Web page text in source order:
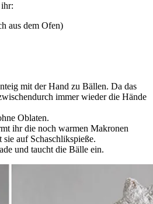
aus dem Ofen)
mit der Hand zu Bällen. Da das
immer wieder die Hände
Oblaten.
ihr die noch warmen Makronen
sie auf Schaschlikspieße.
und taucht die Bälle ein.